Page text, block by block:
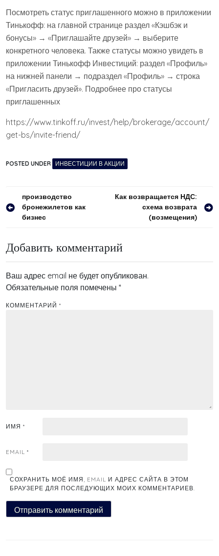
Посмотреть статус приглашенного можно в приложении
Тинькофф: на главной странице раздел «Кэшбэк и
бонусы» → «Приглашайте друзей» → выберите
конкретного человека. Также статусы можно увидеть в
приложении Тинькофф Инвестиций: раздел «Профиль»
на нижней панели → подраздел «Профиль» → строка
«Пригласить друзей». Подробнее про статусы
приглашенных
https://www.tinkoff.ru/invest/help/brokerage/account/
get-bs/invite-friend/
POSTED UNDER ИНВЕСТИЦИИ В АКЦИИ
Навигация
по
производство
бронежилетов как
бизнес
Как возвращается НДС:
схема возврата
(возмещения)
Добавить комментарий
Ваш адрес email не будет опубликован.
Обязательные поля помечены *
КОММЕНТАРИЙ *
ИМЯ *
EMAIL *
СОХРАНИТЬ МОЁ ИМЯ, EMAIL И АДРЕС САЙТА В ЭТОМ
БРАУЗЕРЕ ДЛЯ ПОСЛЕДУЮЩИХ МОИХ КОММЕНТАРИЕВ.